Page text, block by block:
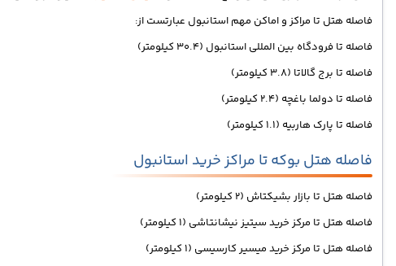
فاصله هتل تا مراکز و اماکن مهم استانبول عبارتست از:
فاصله تا فرودگاه بین المللی استانبول (30.4 کیلومتر)
فاصله تا برج گالاتا (3.8 کیلومتر)
فاصله تا دولما باغچه (2.4 کیلومتر)
فاصله تا پارک هاربیه (1.1 کیلومتر)
فاصله هتل بوکه تا مراکز خرید استانبول
فاصله هتل تا بازار بشیکتاش (2 کیلومتر)
فاصله هتل تا مرکز خرید سیتیز نیشانتاشی (1 کیلومتر)
فاصله هتل تا مرکز خرید میسیر کارسیسی (1 کیلومتر)